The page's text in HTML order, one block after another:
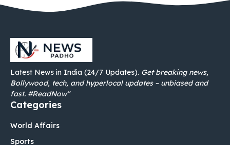
Latest News in India (24/7 Updates). Get breaking news,
Bollywood, tech, and hyperlocal updates – unbiased and
fast. #ReadNow"
Categories
World Affairs
Sports